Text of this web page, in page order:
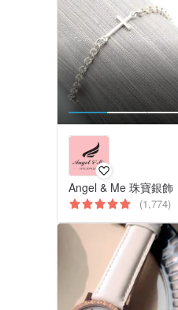
Angel & Me 珠寶銀飾
(1,774)